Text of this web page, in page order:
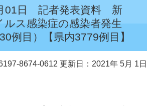
01日 記者発表資料 新
ス感染症の感染者発生
例目）【県内3779例目】
8674-0612 更新日：2021年 5月 1日